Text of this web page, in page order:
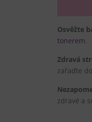
Osvěžte
tonerem.
Zdravá
zařaďte
zdravé a